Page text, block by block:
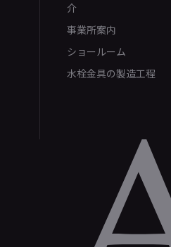
介
事業所案内
ショールーム
水栓金具の製造工程